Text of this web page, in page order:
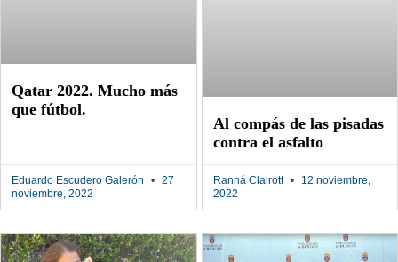
Qatar 2022. Mucho más
que fútbol.
Eduardo Escudero Galerón
27
noviembre, 2022
Al compás de las pisadas
contra el asfalto
Ranná Clairott
12 noviembre,
2022